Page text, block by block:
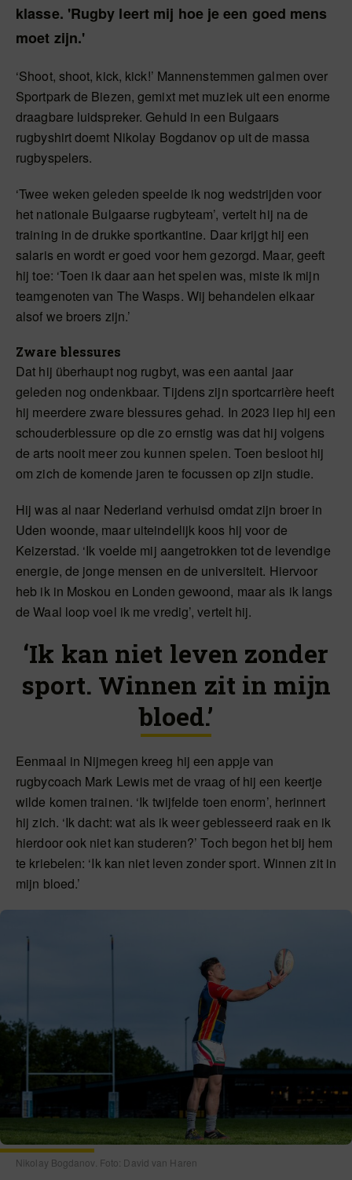
klasse. 'Rugby leert mij hoe je een goed mens
moet zijn.'
‘Shoot, shoot, kick, kick!’ Mannenstemmen galmen over
Sportpark de Biezen, gemixt met muziek uit een enorme
draagbare luidspreker. Gehuld in een Bulgaars
rugbyshirt doemt Nikolay Bogdanov op uit de massa
rugbyspelers.
‘Twee weken geleden speelde ik nog wedstrijden voor
het nationale Bulgaarse rugbyteam’, vertelt hij na de
training in de drukke sportkantine. Daar krijgt hij een
salaris en wordt er goed voor hem gezorgd. Maar, geeft
hij toe: ‘Toen ik daar aan het spelen was, miste ik mijn
teamgenoten van The Wasps. Wij behandelen elkaar
alsof we broers zijn.’
Zware blessures
Dat hij überhaupt nog rugbyt, was een aantal jaar
geleden nog ondenkbaar. Tijdens zijn sportcarrière heeft
hij meerdere zware blessures gehad. In 2023 liep hij een
schouderblessure op die zo ernstig was dat hij volgens
de arts nooit meer zou kunnen spelen. Toen besloot hij
om zich de komende jaren te focussen op zijn studie.
Hij was al naar Nederland verhuisd omdat zijn broer in
Uden woonde, maar uiteindelijk koos hij voor de
Keizerstad. ‘Ik voelde mij aangetrokken tot de levendige
energie, de jonge mensen en de universiteit. Hiervoor
heb ik in Moskou en Londen gewoond, maar als ik langs
de Waal loop voel ik me vredig’, vertelt hij.
‘Ik kan niet leven zonder
sport. Winnen zit in mijn
bloed.’
Eenmaal in Nijmegen kreeg hij een appje van
rugbycoach Mark Lewis met de vraag of hij een keertje
wilde komen trainen. ‘Ik twijfelde toen enorm’, herinnert
hij zich. ‘Ik dacht: wat als ik weer geblesseerd raak en ik
hierdoor ook niet kan studeren?’ Toch begon het bij hem
te kriebelen: ‘Ik kan niet leven zonder sport. Winnen zit in
mijn bloed.’
Nikolay Bogdanov. Foto: David van Haren